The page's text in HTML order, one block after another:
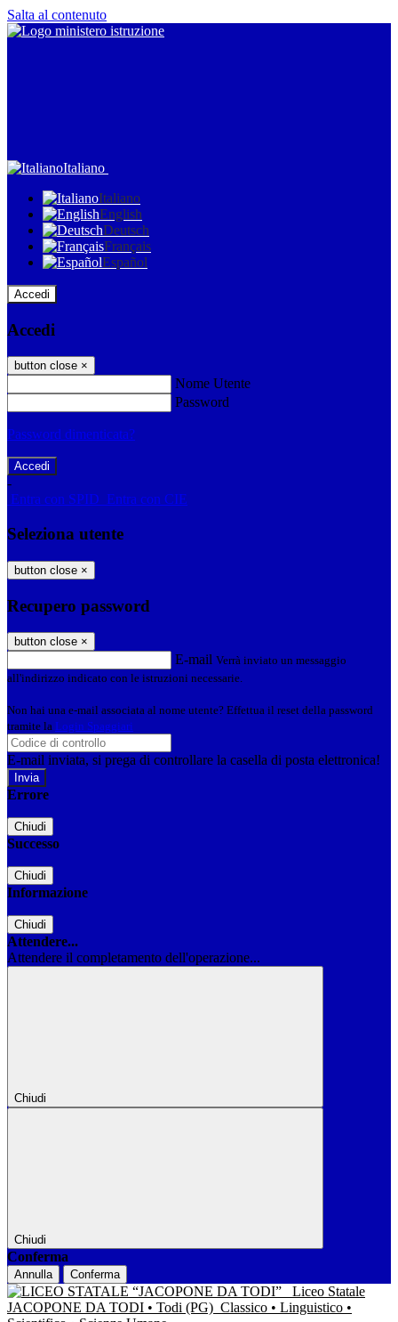
Salta al contenuto
Italiano
Italiano
English
Deutsch
Français
Español
Accedi
Accedi
button close ×
Nome Utente
Password
Password dimenticata?
-
Entra con SPID Entra con CIE
Seleziona utente
button close ×
Recupero password
button close ×
E-mail Verrà inviato un messaggio
all'indirizzo indicato con le istruzioni necessarie.
Non hai una e-mail associata al nome utente? Effettua il reset della password
tramite la Login Spaggiari
E-mail inviata, si prega di controllare la casella di posta elettronica!
Errore
Chiudi
Successo
Chiudi
Informazione
Chiudi
Attendere...
Attendere il completamento dell'operazione...
Chiudi
Chiudi
Conferma
Annulla Conferma
Liceo Statale
JACOPONE DA TODI • Todi (PG) Classico • Linguistico •